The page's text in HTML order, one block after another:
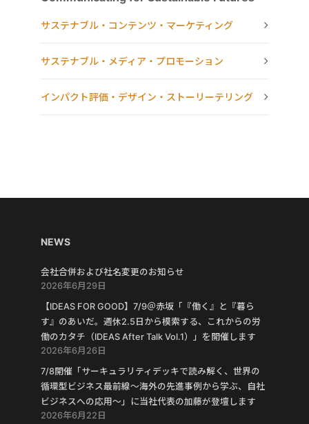
サステナブル・コンテンツ・マーケティング
サステナブル・メディア・プロモーション
インパクト評価・デザイン・ストーリーテリング
NEWS
会社合併および社名変更のお知らせ
2026年6月29日
【IDEAS FOR GOOD】7/9＠赤坂「『働く』と『暮ら
す』のあいだ。週休2.5日から模索する、これからの労
働のカタチ（IDEAS After Talk Vol.1）」を開催します
2026年6月26日
7/8開催「サーキュラリティデッキで読み解く、世界の
循環型ビジネス最前線〜海外の先進事例から学ぶ、自社
ビジネスへの応用〜」に当社代表の加藤が登壇します
2026年6月22日